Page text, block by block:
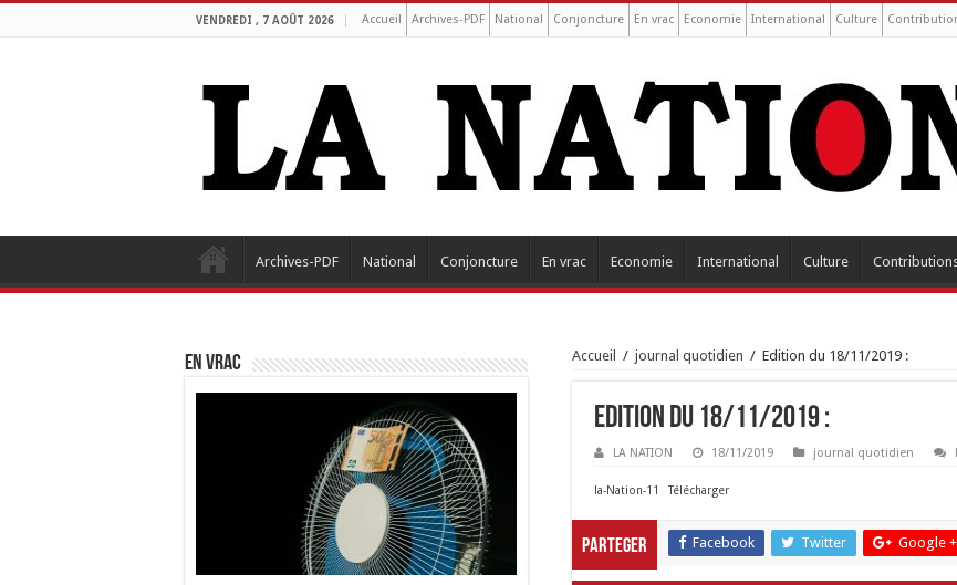
VENDREDI , 7 AOÛT 2026 Accueil Archives-PDF National Conjoncture En vrac Economie International Culture
Archives-PDF National Conjoncture En vrac Economie International Culture
Accueil / journal quotidien / Edition du 18/11/2019 :
Edition du 18/11/2019 :
LA NATION 18/11/2019 journal quotidien
la-Nation-11 Télécharger
Parteger Facebook Twitter Google +
EN VRAC